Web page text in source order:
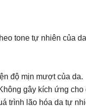
tone tự nhiên của
độ mịn mượt của da.
gây kích ứng
trình lão hóa da tự